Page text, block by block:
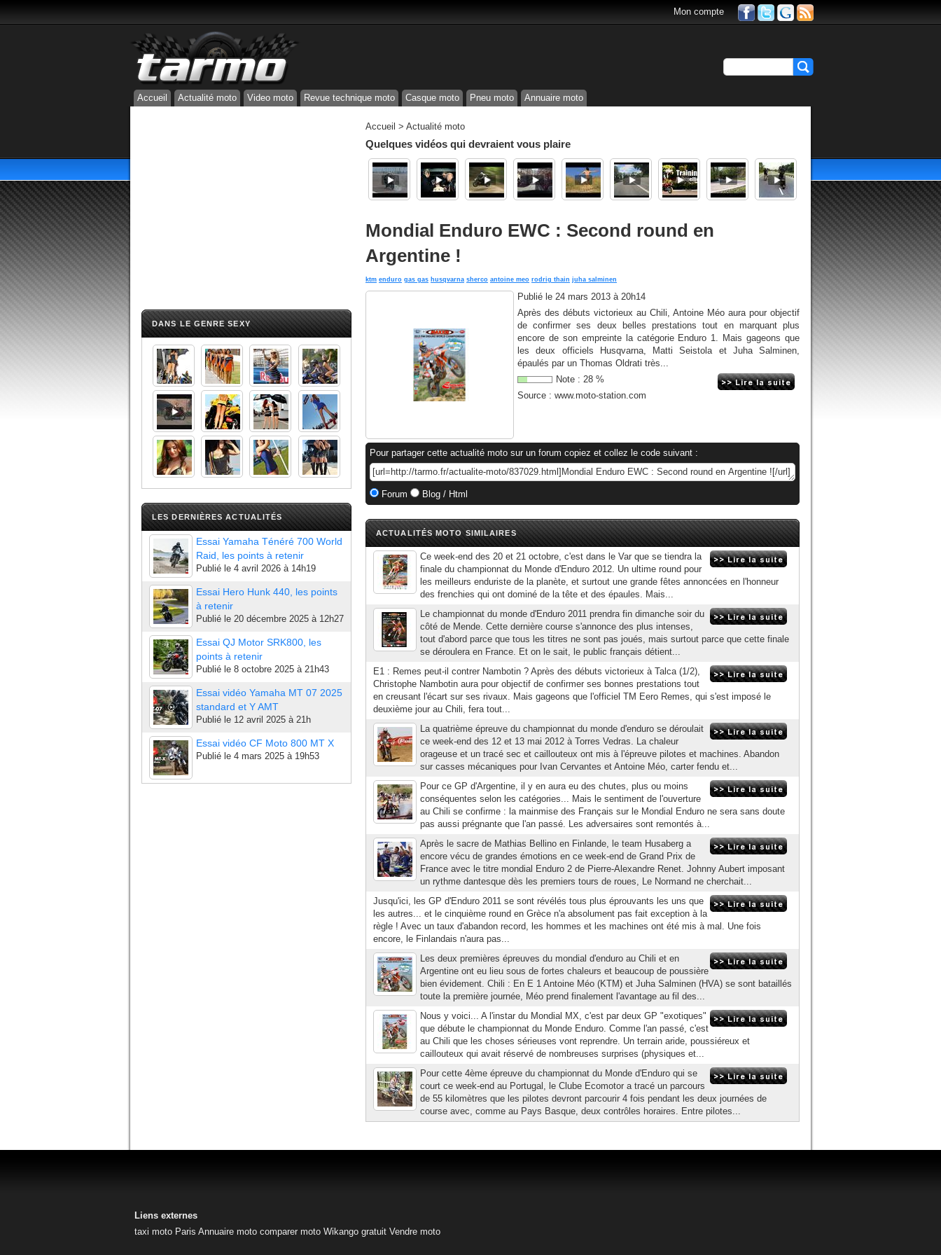
Mon compte
Accueil Actualité moto Video moto Revue technique moto Casque moto Pneu moto Annuaire moto
DANS LE GENRE SEXY
LES DERNIÈRES ACTUALITÉS
Essai Yamaha Ténéré 700 World
Raid, les points à retenir
Publié le 4 avril 2026 à 14h19
Essai Hero Hunk 440, les points
à retenir
Publié le 20 décembre 2025 à 12h27
Essai QJ Motor SRK800, les
points à retenir
Publié le 8 octobre 2025 à 21h43
Essai vidéo Yamaha MT 07 2025
standard et Y AMT
Publié le 12 avril 2025 à 21h
Essai vidéo CF Moto 800 MT X
Publié le 4 mars 2025 à 19h53
Accueil > Actualité moto
Quelques vidéos qui devraient vous plaire
Mondial Enduro EWC : Second round en
Argentine !
ktm enduro gas gas husqvarna sherco antoine meo rodrig thain juha salminen
Publié le 24 mars 2013 à 20h14
Après des débuts victorieux au Chili, Antoine Méo aura pour objectif
de confirmer ses deux belles prestations tout en marquant plus
encore de son empreinte la catégorie Enduro 1. Mais gageons que
les deux officiels Husqvarna, Matti Seistola et Juha Salminen,
épaulés par un Thomas Oldrati très...
Note : 28 %
Source : www.moto-station.com
Pour partager cette actualité moto sur un forum copiez et collez le code suivant :
Forum Blog / Html
ACTUALITÉS MOTO SIMILAIRES
Ce week-end des 20 et 21 octobre, c'est dans le Var que se tiendra la
finale du championnat du Monde d'Enduro 2012. Un ultime round pour
les meilleurs enduriste de la planète, et surtout une grande fêtes annoncées en l'honneur
des frenchies qui ont dominé de la tête et des épaules. Mais...
Le championnat du monde d'Enduro 2011 prendra fin dimanche soir du
côté de Mende. Cette dernière course s'annonce des plus intenses,
tout d'abord parce que tous les titres ne sont pas joués, mais surtout parce que cette finale
se déroulera en France. Et on le sait, le public français détient...
E1 : Remes peut-il contrer Nambotin ? Après des débuts victorieux à Talca (1/2),
Christophe Nambotin aura pour objectif de confirmer ses bonnes prestations tout
en creusant l'écart sur ses rivaux. Mais gageons que l'officiel TM Eero Remes, qui s'est imposé le
deuxième jour au Chili, fera tout...
La quatrième épreuve du championnat du monde d'enduro se déroulait
ce week-end des 12 et 13 mai 2012 à Torres Vedras. La chaleur
orageuse et un tracé sec et caillouteux ont mis à l'épreuve pilotes et machines. Abandon
sur casses mécaniques pour Ivan Cervantes et Antoine Méo, carter fendu et...
Pour ce GP d'Argentine, il y en aura eu des chutes, plus ou moins
conséquentes selon les catégories... Mais le sentiment de l'ouverture
au Chili se confirme : la mainmise des Français sur le Mondial Enduro ne sera sans doute
pas aussi prégnante que l'an passé. Les adversaires sont remontés à...
Après le sacre de Mathias Bellino en Finlande, le team Husaberg a
encore vécu de grandes émotions en ce week-end de Grand Prix de
France avec le titre mondial Enduro 2 de Pierre-Alexandre Renet. Johnny Aubert imposant
un rythme dantesque dès les premiers tours de roues, Le Normand ne cherchait...
Jusqu'ici, les GP d'Enduro 2011 se sont révélés tous plus éprouvants les uns que
les autres... et le cinquième round en Grèce n'a absolument pas fait exception à la
règle ! Avec un taux d'abandon record, les hommes et les machines ont été mis à mal. Une fois
encore, le Finlandais n'aura pas...
Les deux premières épreuves du mondial d'enduro au Chili et en
Argentine ont eu lieu sous de fortes chaleurs et beaucoup de poussière
bien évidement. Chili : En E 1 Antoine Méo (KTM) et Juha Salminen (HVA) se sont bataillés
toute la première journée, Méo prend finalement l'avantage au fil des...
Nous y voici... A l'instar du Mondial MX, c'est par deux GP "exotiques"
que débute le championnat du Monde Enduro. Comme l'an passé, c'est
au Chili que les choses sérieuses vont reprendre. Un terrain aride, poussiéreux et
caillouteux qui avait réservé de nombreuses surprises (physiques et...
Pour cette 4ème épreuve du championnat du Monde d'Enduro qui se
court ce week-end au Portugal, le Clube Ecomotor a tracé un parcours
de 55 kilomètres que les pilotes devront parcourir 4 fois pendant les deux journées de
course avec, comme au Pays Basque, deux contrôles horaires. Entre pilotes...
Liens externes
taxi moto Paris Annuaire moto comparer moto Wikango gratuit Vendre moto